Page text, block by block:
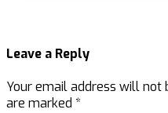
Leave a Reply
Your email address will not
are marked *